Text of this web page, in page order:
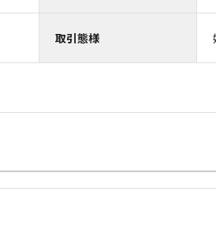
取引態様